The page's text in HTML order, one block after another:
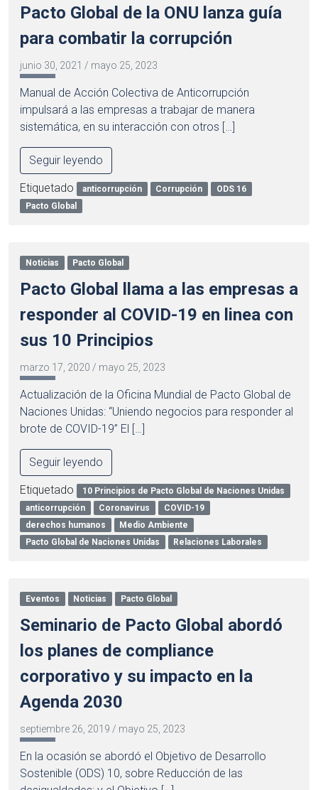
Pacto Global de la ONU lanza guía
para combatir la corrupción
junio 30, 2021 / mayo 25, 2023
Manual de Acción Colectiva de Anticorrupción
impulsará a las empresas a trabajar de manera
sistemática, en su interacción con otros […]
Seguir leyendo
Etiquetado anticorrupción Corrupción
ODS 16
Pacto Global
Noticias Pacto Global
Pacto Global llama a las empresas a
responder al COVID-19 en linea con
sus 10 Principios
marzo 17, 2020 / mayo 25, 2023
Actualización de la Oficina Mundial de Pacto Global de
Naciones Unidas: “Uniendo negocios para responder al
brote de COVID-19” El […]
Seguir leyendo
Etiquetado
10 Principios de Pacto Global de Naciones Unidas
anticorrupción
Coronavirus
COVID-19
derechos humanos
Medio Ambiente
Pacto Global de Naciones Unidas
Relaciones Laborales
Eventos Noticias Pacto Global
Seminario de Pacto Global abordó
los planes de compliance
corporativo y su impacto en la
Agenda 2030
septiembre 26, 2019 / mayo 25, 2023
En la ocasión se abordó el Objetivo de Desarrollo
Sostenible (ODS) 10, sobre Reducción de las